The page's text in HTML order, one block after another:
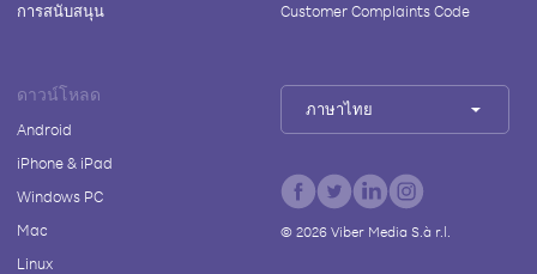
การสนับสนุน
Customer Complaints Code
ดาวน์โหลด
Android
iPhone & iPad
Windows PC
Mac
Linux
ภาษาไทย
© 2026Viber Media S.à r.l.